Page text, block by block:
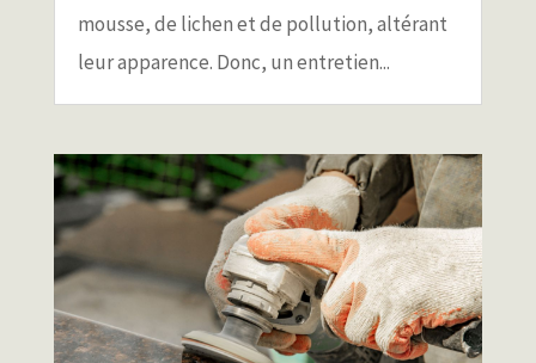
mousse, de lichen et de pollution, altérant
leur apparence. Donc, un entretien...